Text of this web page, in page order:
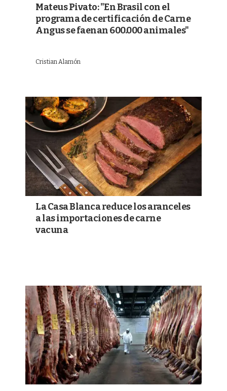
Mateus Pivato: "En Brasil con el
programa de certificación de Carne
Angus se faenan 600.000 animales"
Cristian Alamón
La Casa Blanca reduce los aranceles
a las importaciones de carne
vacuna